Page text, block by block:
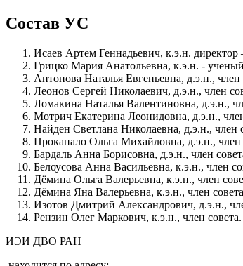
Состав УС
Исаев Артем Геннадьевич, к.э.н. директор
Грицко Мария Анатольевна, к.э.н. - ученый
Антонова Наталья Евгеньевна, д.э.н., член
Леонов Сергей Николаевич, д.э.н., член
Ломакина Наталья Валентиновна, д.э.н.,
Мотрич Екатерина Леонидовна, д.э.н.,
Найден Светлана Николаевна, д.э.н., член
Прокапало Ольга Михайловна, д.э.н., член
Бардаль Анна Борисовна, д.э.н., член
Белоусова Анна Васильевна, к.э.н., член
Дёмина Ольга Валерьевна, к.э.н., член
Дёмина Яна Валерьевна, к.э.н., член
Изотов Дмитрий Александрович, д.э.н.,
Рензин Олег Маркович, к.э.н., член совета.
ИЭИ ДВО РАН